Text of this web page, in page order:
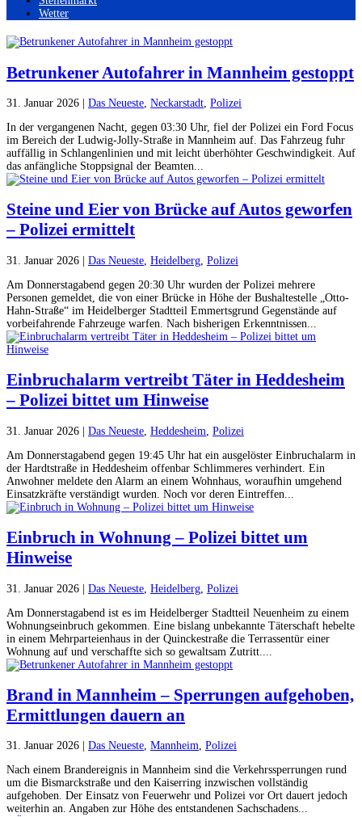
Wetter
Betrunkener Autofahrer in Mannheim gestoppt
31. Januar 2026 Das Neueste Neckarstadt Polizei
In der vergangenen Nacht, gegen 03:30 Uhr, fiel der Polizei ein Ford Focus
im Bereich der Ludwig-Jolly-Straße in Mannheim auf. Das Fahrzeug fuhr
auffällig in Schlangenlinien und mit leicht überhöhter Geschwindigkeit. Auf
das anfängliche Stoppsignal der Beamten...
Steine und Eier von Brücke auf Autos geworfen
– Polizei ermittelt
31. Januar 2026 Das Neueste Heidelberg Polizei
Am Donnerstagabend gegen 20:30 Uhr wurden der Polizei mehrere
Personen gemeldet, die von einer Brücke in Höhe der Bushaltestelle „Otto-
Hahn-Straße“ im Heidelberger Stadtteil Emmertsgrund Gegenstände auf
vorbeifahrende Fahrzeuge warfen. Nach bisherigen Erkenntnissen...
Einbruchalarm vertreibt Täter in Heddesheim
– Polizei bittet um Hinweise
31. Januar 2026 | Das Neueste Heddesheim Polizei
Am Donnerstagabend gegen 19:45 Uhr hat ein ausgelöster Einbruchalarm in
der Hardtstraße in Heddesheim offenbar Schlimmeres verhindert. Ein
Anwohner meldete den Alarm an einem Wohnhaus, woraufhin umgehend
Einsatzkräfte verständigt wurden. Noch vor deren Eintreffen...
Einbruch in Wohnung – Polizei bittet um
Hinweise
31. Januar 2026 | Das Neueste Heidelberg Polizei
Am Donnerstagabend ist es im Heidelberger Stadtteil Neuenheim zu einem
Wohnungseinbruch gekommen. Eine bislang unbekannte Täterschaft hebelte
in einem Mehrparteienhaus in der Quinckestraße die Terrassentür einer
Wohnung auf und verschaffte sich so gewaltsam Zutritt....
Brand in Mannheim – Sperrungen aufgehoben,
Ermittlungen dauern an
31. Januar 2026 Das Neueste, Mannheim, Polizei
Nach einem Brandereignis in Mannheim sind die Verkehrssperrungen rund
um die Bismarckstraße und den Kaiserring inzwischen vollständig
aufgehoben. Der Einsatz von Feuerwehr und Polizei vor Ort dauert jedoch
weiterhin an. Angaben zur Höhe des entstandenen Sachschadens...